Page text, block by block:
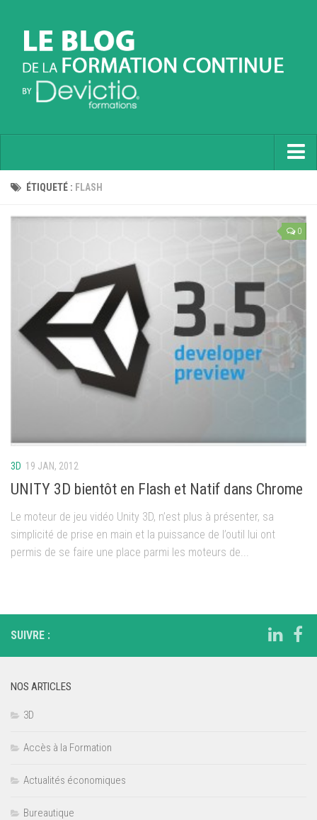
Accueil
Contactez nous
ÉTIQUETÉ : FLASH
0
3D 19 JAN, 2012
UNITY 3D bientôt en Flash et Natif dans Chrome
Le moteur de jeu vidéo Unity 3D, n’est plus à présenter, sa
simplicité de prise en main et la puissance de l’outil lui ont
permis de se faire une place parmi les moteurs de...
SUIVRE :
NOS ARTICLES
3D
Accès à la Formation
Actualités économiques
Bureautique